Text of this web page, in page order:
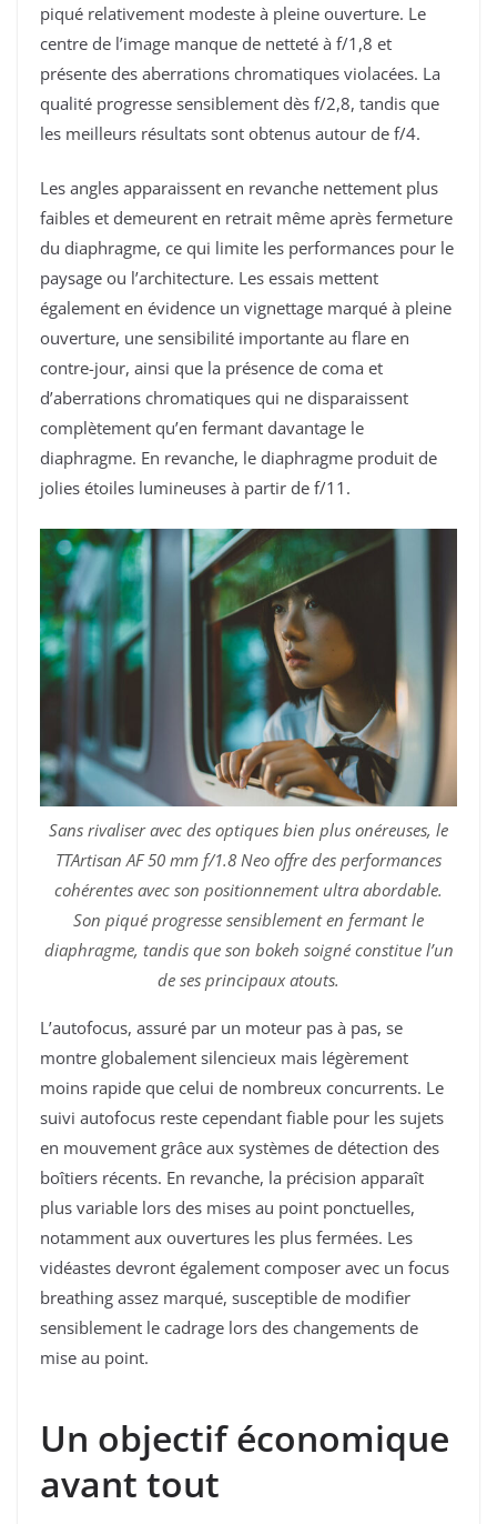
piqué relativement modeste à pleine ouverture. Le
centre de l’image manque de netteté à f/1,8 et
présente des aberrations chromatiques violacées. La
qualité progresse sensiblement dès f/2,8, tandis que
les meilleurs résultats sont obtenus autour de f/4.
Les angles apparaissent en revanche nettement plus
faibles et demeurent en retrait même après fermeture
du diaphragme, ce qui limite les performances pour le
paysage ou l’architecture. Les essais mettent
également en évidence un vignettage marqué à pleine
ouverture, une sensibilité importante au flare en
contre-jour, ainsi que la présence de coma et
d’aberrations chromatiques qui ne disparaissent
complètement qu’en fermant davantage le
diaphragme. En revanche, le diaphragme produit de
jolies étoiles lumineuses à partir de f/11.
Sans rivaliser avec des optiques bien plus onéreuses, le
TTArtisan AF 50 mm f/1.8 Neo offre des performances
cohérentes avec son positionnement ultra abordable.
Son piqué progresse sensiblement en fermant le
diaphragme, tandis que son bokeh soigné constitue l’un
de ses principaux atouts.
L’autofocus, assuré par un moteur pas à pas, se
montre globalement silencieux mais légèrement
moins rapide que celui de nombreux concurrents. Le
suivi autofocus reste cependant fiable pour les sujets
en mouvement grâce aux systèmes de détection des
boîtiers récents. En revanche, la précision apparaît
plus variable lors des mises au point ponctuelles,
notamment aux ouvertures les plus fermées. Les
vidéastes devront également composer avec un focus
breathing assez marqué, susceptible de modifier
sensiblement le cadrage lors des changements de
mise au point.
Un objectif économique
avant tout